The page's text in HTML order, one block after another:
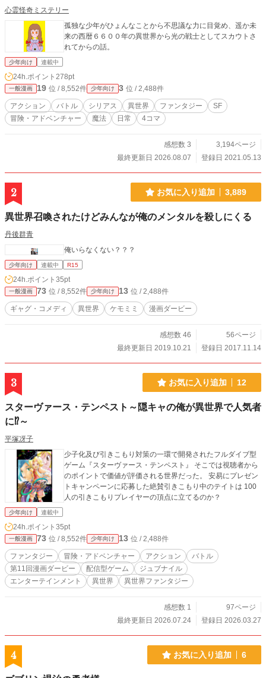
心霊怪奇ミステリー
孤独な少年がひょんなことから不思議な力に目覚め、遥か未
来の西暦６６００年の異世界から光の戦士としてスカウトさ
れてからの話。
少年向け 連載中
24h.ポイント 278pt
一般漫画 19 位 / 8,552件 少年向け 3 位 / 2,488件
アクション バトル シリアス 異世界 ファンタジー
SF
冒険・アドベンチャー
魔法 日常 4コマ
感想数 3
3,194ページ
最終更新日 2026.08.07
登録日 2021.05.13
2 お気に入り追加 3,889
異世界召喚されたけどみんなが俺のメンタルを殺しにくる
丹後群青
俺いらなくない？？？
少年向け 連載中 R15
24h.ポイント 35pt
一般漫画 73 位 / 8,552件 少年向け 13 位 / 2,488件
ギャグ・コメディ 異世界 ケモミミ 漫画ダービー
感想数 46
56ページ
最終更新日 2019.10.21
登録日 2017.11.14
3 お気に入り追加 12
スターヴァース・テンペスト～隠キャの俺が異世界で人気者
に⁉～
平塚冴子
少子化及び引きこもり対策の一環で開発されたフルダイブ型
ゲーム『スターヴァース・テンペスト』 そこでは視聴者から
のポイントで価値が評価される世界だった。 安易にプレゼン
トキャンペーンに応募した絶賛引きこもり中のテイトは 100
人の引きこもりプレイヤーの頂点に立てるのか？
少年向け 連載中
24h.ポイント 35pt
一般漫画 73 位 / 8,552件 少年向け 13 位 / 2,488件
ファンタジー 冒険・アドベンチャー アクション
バトル
第11回漫画ダービー
配信型ゲーム
ジュブナイル
エンターテインメント
異世界 異世界ファンタジー
感想数 1
97ページ
最終更新日 2026.07.24
登録日 2026.03.27
4 お気に入り追加 6